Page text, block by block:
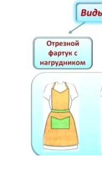
Фартук с